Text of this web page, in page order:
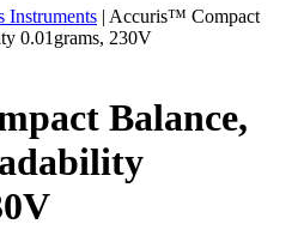
Instruments | Accuris™ Compact
0.01grams, 230V
Balance,